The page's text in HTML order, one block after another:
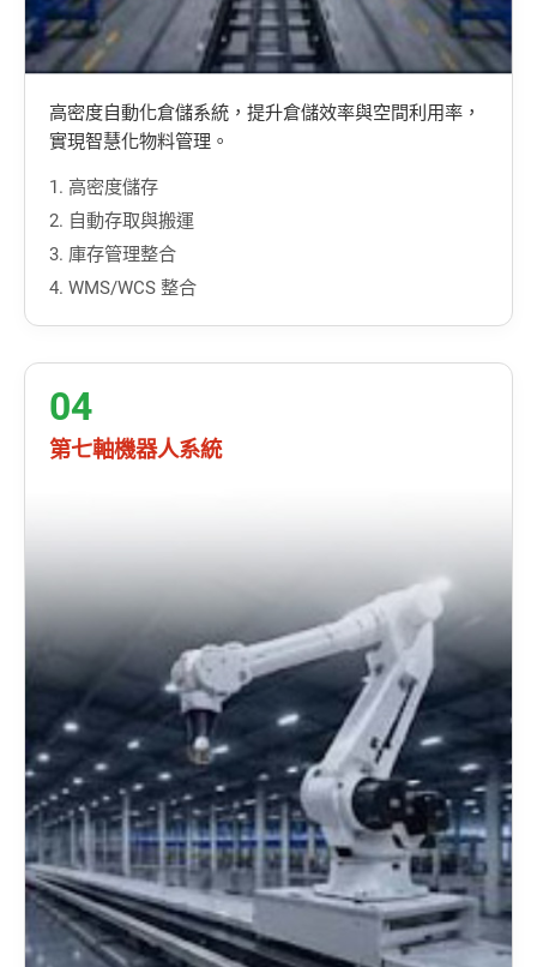
高密度自動化倉儲系統，提升倉儲效率與空間利用率，
實現智慧化物料管理。
1. 高密度儲存
2. 自動存取與搬運
3. 庫存管理整合
4. WMS/WCS 整合
04
第七軸機器人系統